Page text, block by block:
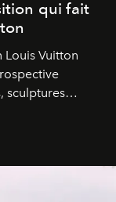
qui fait
Louis Vuitton
sculptures
Frank Gehry